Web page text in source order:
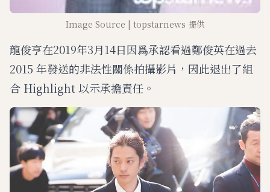
Image Source | topstarnews 提供
龍俊亨在2019年3月14日因爲承認看過鄭俊英在過去
2015 年發送的非法性關係拍攝影片，因此退出了組
合 Highlight 以示承擔責任。